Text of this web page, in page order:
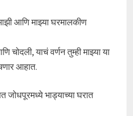
आणि माझ्या घरमालकीण
चोदली, याचं वर्णन तुम्ही माझ्या या
आहात.
जोधपूरमध्ये भाड्याच्या घरात